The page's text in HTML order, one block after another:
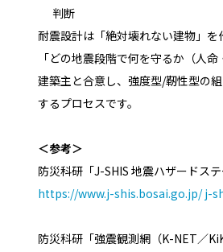
判断
耐震設計は「絶対壊れない建物」を
「どの地震段階で何を守るか（人
建築主と合意し、強度型/靭性型の
するプロセスです。
＜参考＞
防災科研「J-SHIS 地震ハザードステ
https://www.j-shis.bosai.go.jp/j-
防災科研「強震観測網（K-NET／